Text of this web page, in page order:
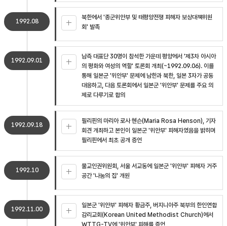
1992.08
북한에서 '종군위안부 및 태평양전쟁 피해자 보상대책위원
회' 발족
1992.09.01
남측 대표단 30명이 참석한 가운데 평양에서 '제3차 아시아
의 평화와 여성의 역할' 토론회 개최(~1992.09.06). 이를
통해 일본군 '위안부' 문제에 남한과 북한, 일본 3자가 공동
대응하고, 다음 토론회에서 일본군 '위안부' 문제를 주요 의
제로 다루기로 합의
1992.09.18
필리핀의 마리아 로사 헨슨(Maria Rosa Henson), 기자
회견 개최하고 본인이 일본군 '위안부' 피해자였음을 밝히며
필리핀에서 최초 공개 증언
1992.10
불교인권위원회, 서울 서교동에 일본군 '위안부' 피해자 거주
공간 '나눔의 집' 개원
1992.11.00
일본군 '위안부' 피해자 황금주, 버지니아주 북부의 한인연합
감리교회(Korean United Methodist Church)에서
WTTG-TV에 '위안부' 피해를 증언